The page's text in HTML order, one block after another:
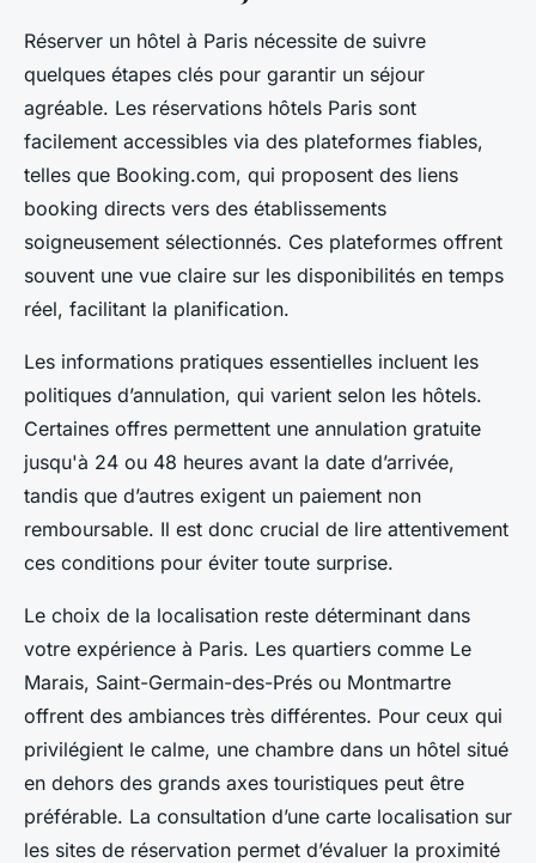
Réserver un hôtel à Paris nécessite de suivre
quelques étapes clés pour garantir un séjour
agréable. Les réservations hôtels Paris sont
facilement accessibles via des plateformes fiables,
telles que Booking.com, qui proposent des liens
booking directs vers des établissements
soigneusement sélectionnés. Ces plateformes offrent
souvent une vue claire sur les disponibilités en temps
réel, facilitant la planification.
Les informations pratiques essentielles incluent les
politiques d’annulation, qui varient selon les hôtels.
Certaines offres permettent une annulation gratuite
jusqu'à 24 ou 48 heures avant la date d’arrivée,
tandis que d’autres exigent un paiement non
remboursable. Il est donc crucial de lire attentivement
ces conditions pour éviter toute surprise.
Le choix de la localisation reste déterminant dans
votre expérience à Paris. Les quartiers comme Le
Marais, Saint-Germain-des-Prés ou Montmartre
offrent des ambiances très différentes. Pour ceux qui
privilégient le calme, une chambre dans un hôtel situé
en dehors des grands axes touristiques peut être
préférable. La consultation d’une carte localisation sur
les sites de réservation permet d’évaluer la proximité